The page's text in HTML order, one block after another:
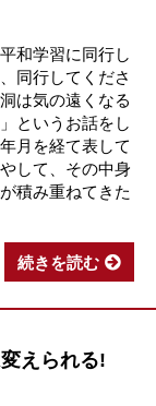
和学習に同行し
同行してくださ
は気の遠くなる
というお話をし
月を経て表して
して、その中身
積み重ねてきた
続きを読む
えられる!